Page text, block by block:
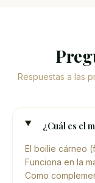
Respuestas a las
¿Cuál es el
El boilie cárneo
Funciona en la
Como